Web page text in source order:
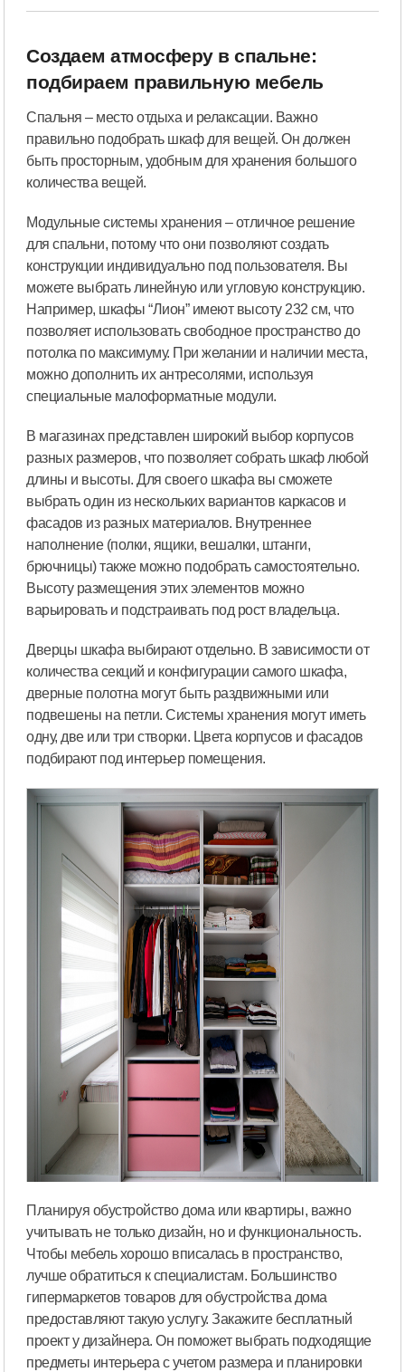
Создаем атмосферу в спальне:
подбираем правильную мебель
Спальня – место отдыха и релаксации. Важно
правильно подобрать шкаф для вещей. Он должен
быть просторным, удобным для хранения большого
количества вещей.
Модульные системы хранения – отличное решение
для спальни, потому что они позволяют создать
конструкции индивидуально под пользователя. Вы
можете выбрать линейную или угловую конструкцию.
Например, шкафы “Лион” имеют высоту 232 см, что
позволяет использовать свободное пространство до
потолка по максимуму. При желании и наличии места,
можно дополнить их антресолями, используя
специальные малоформатные модули.
В магазинах представлен широкий выбор корпусов
разных размеров, что позволяет собрать шкаф любой
длины и высоты. Для своего шкафа вы сможете
выбрать один из нескольких вариантов каркасов и
фасадов из разных материалов. Внутреннее
наполнение (полки, ящики, вешалки, штанги,
брючницы) также можно подобрать самостоятельно.
Высоту размещения этих элементов можно
варьировать и подстраивать под рост владельца.
Дверцы шкафа выбирают отдельно. В зависимости от
количества секций и конфигурации самого шкафа,
дверные полотна могут быть раздвижными или
подвешены на петли. Системы хранения могут иметь
одну, две или три створки. Цвета корпусов и фасадов
подбирают под интерьер помещения.
Планируя обустройство дома или квартиры, важно
учитывать не только дизайн, но и функциональность.
Чтобы мебель хорошо вписалась в пространство,
лучше обратиться к специалистам. Большинство
гипермаркетов товаров для обустройства дома
предоставляют такую услугу. Закажите бесплатный
проект у дизайнера. Он поможет выбрать подходящие
предметы интерьера с учетом размера и планировки